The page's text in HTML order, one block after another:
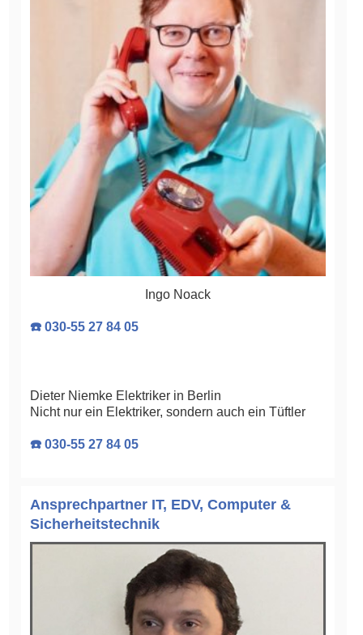
Ingo Noack
☎️ 030-55 27 84 05
Dieter Niemke Elektriker in Berlin
Nicht nur ein Elektriker, sondern auch ein Tüftler
☎️ 030-55 27 84 05
Ansprechpartner IT, EDV, Computer &
Sicherheitstechnik